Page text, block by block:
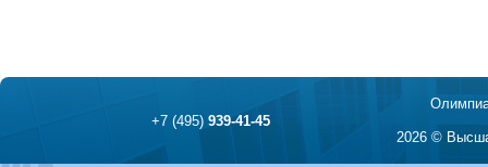
+7 (495)939-41-45
2026 ©